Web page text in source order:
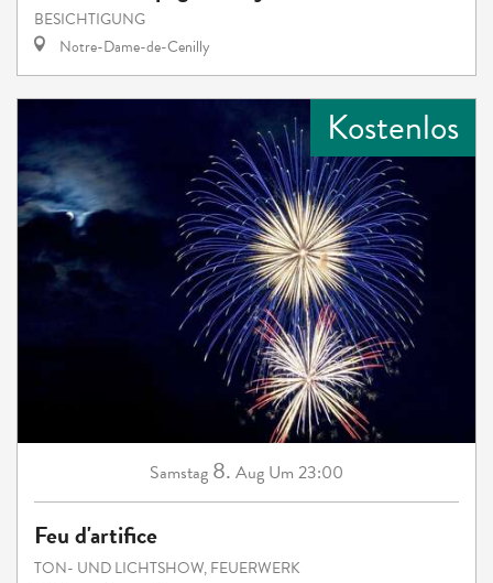
BESICHTIGUNG
Notre-Dame-de-Cenilly
Kostenlos
Samstag 8. Aug Um 23:00
Feu d'artifice
TON- UND LICHTSHOW, FEUERWERK